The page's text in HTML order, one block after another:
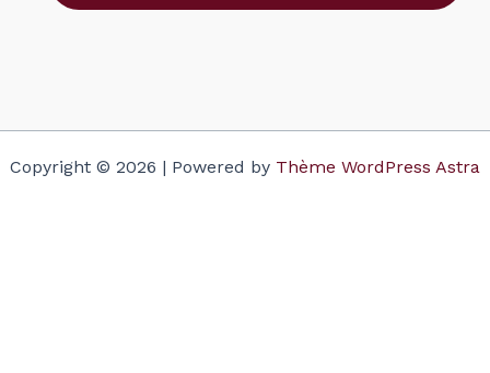
Copyright © 2026 | Powered by Thème WordPress Astra